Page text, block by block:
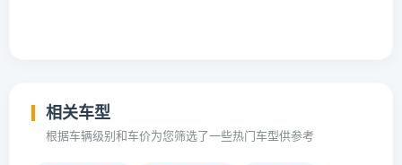
相关车型
根据车辆级别和车价为您筛选了一些热门车型供参考